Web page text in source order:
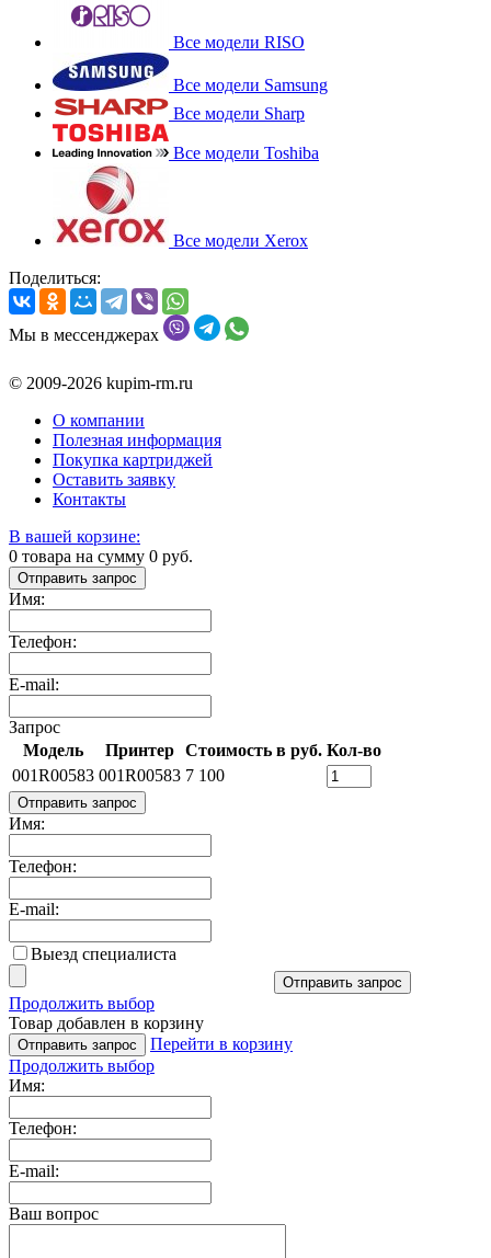
Все модели RISO
Все модели Samsung
Все модели Sharp
Все модели Toshiba
Все модели Xerox
Поделиться:
Мы в мессенджерах
© 2009-2026 kupim-rm.ru
О компании
Полезная информация
Покупка картриджей
Оставить заявку
Контакты
В вашей корзине:
0 товара на сумму 0 руб.
Отправить запрос
Имя:
Телефон:
E-mail:
Запрос
Модель
Принтер Стоимость в руб. Кол-во
001R00583 001R00583 7 100
Отправить запрос
Имя:
Телефон:
E-mail:
Выезд специалиста
Отправить запрос
Продолжить выбор
Товар добавлен в корзину
Отправить запрос
Перейти в корзину
Продолжить выбор
Имя:
Телефон:
E-mail:
Ваш вопрос